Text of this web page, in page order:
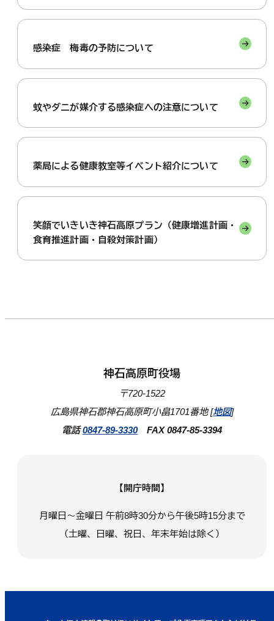
感染症 梅毒の予防について
蚊やダニが媒介する感染症への注意について
薬局による健康教室等イベント紹介について
笑顔でいきいき神石高原プラン（健康増進計画・
食育推進計画・自殺対策計画）
神石高原町役場
〒720-1522
広島県神石郡神石高原町小畠1701番地 [地図]
電話0847-89-3330FAX 0847-85-3394
【開庁時間】
月曜日～金曜日 午前8時30分から午後5時15分まで
（土曜、日曜、祝日、年末年始は除く）